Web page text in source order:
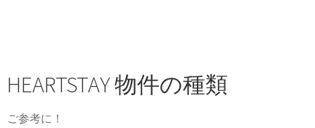
HEARTSTAY 物件の種類
ご参考に！